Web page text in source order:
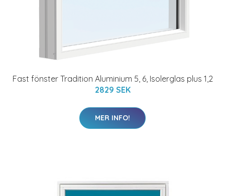
Fast fönster Tradition Aluminium 5, 6, Isolerglas plus 1,2
2829 SEK
MER INFO!